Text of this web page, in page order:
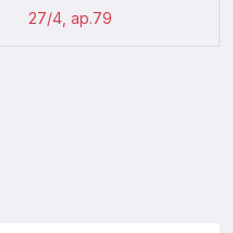
27/4, ap.79